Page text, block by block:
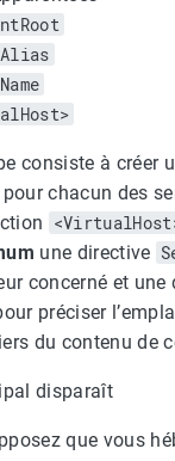
consiste à créer
pour chacun des
une directive
concerné et une
préciser
du contenu de
disparaît
que vous